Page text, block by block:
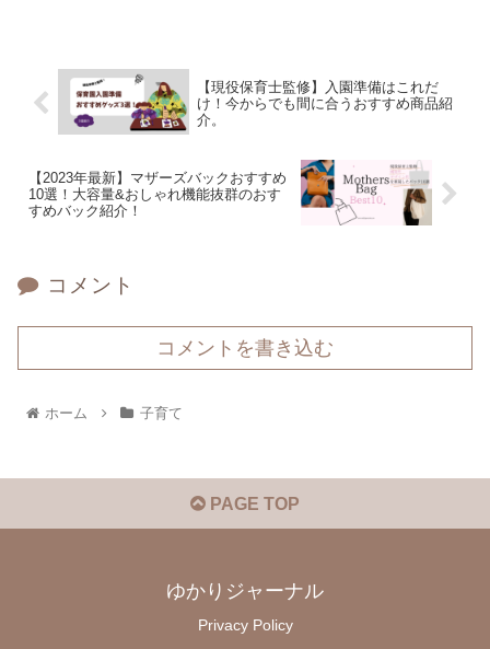
【現役保育士監修】入園準備はこれだ
け！今からでも間に合うおすすめ商品紹
介。
【2023年最新】マザーズバックおすすめ
10選！大容量&おしゃれ機能抜群のおす
すめバック紹介！
コメント
コメントを書き込む
ホーム 子育て
PAGE TOP
ゆかりジャーナル
Privacy Policy